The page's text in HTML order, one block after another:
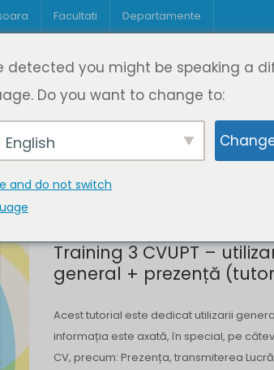
Facultati Departamente
Despre DeL
Cine suntem
Educație
Oferta de cursuri
Training 3 CVUPT –
general + prezență
Acest tutorial este dedicat utilizarii
informația este axată, în special, pe
CV, precum: Prezența, transmiterea
detected you might be speaking a
Do you want to change to:
English
and do not switch